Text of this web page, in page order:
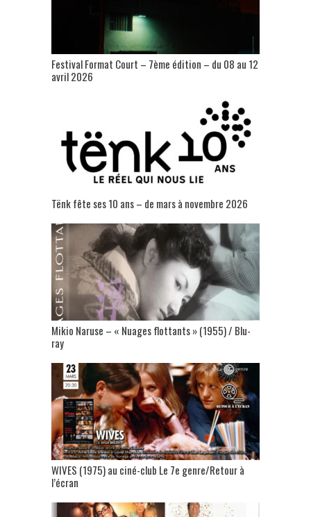
Festival Format Court – 7ème édition – du 08 au 12
avril 2026
Tënk fête ses 10 ans – de mars à novembre 2026
Mikio Naruse – « Nuages flottants » (1955) / Blu-
ray
WIVES (1975) au ciné-club Le 7e genre/Retour à
l’écran